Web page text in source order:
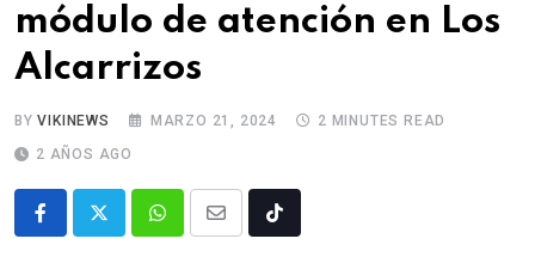
módulo de atención en Los
Alcarrizos
BYVIKINEWS MARZO 21, 2024
2 MINUTES READ
2 AÑOS AGO